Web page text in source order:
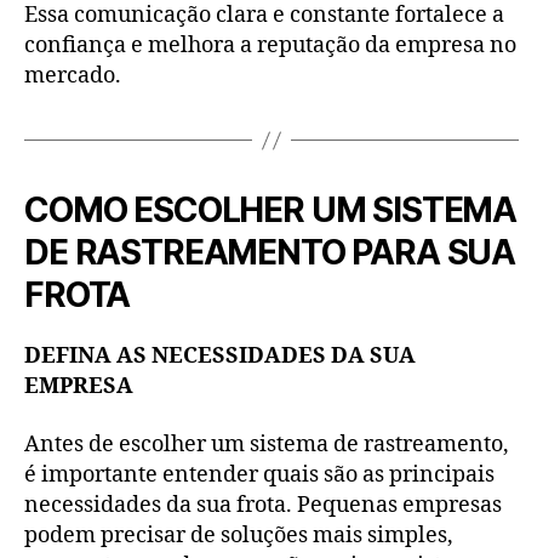
Essa comunicação clara e constante fortalece a
confiança e melhora a reputação da empresa no
mercado.
COMO ESCOLHER UM SISTEMA
DE RASTREAMENTO PARA SUA
FROTA
DEFINA AS NECESSIDADES DA SUA
EMPRESA
Antes de escolher um sistema de rastreamento,
é importante entender quais são as principais
necessidades da sua frota. Pequenas empresas
podem precisar de soluções mais simples,